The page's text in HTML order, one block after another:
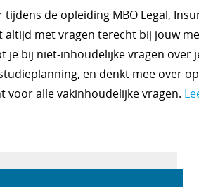
de opleiding MBO Legal,
altijd met vragen terecht bij jouw
je bij niet-inhoudelijke vragen over
en denkt mee over
voor alle vakinhoudelijke vragen.